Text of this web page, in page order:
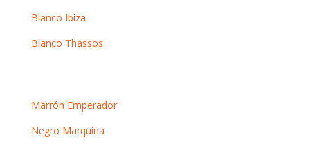
Blanco Ibiza
Blanco Thassos
Marrón Emperador
Negro Marquina